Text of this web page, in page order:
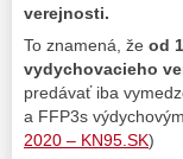
verejnosti.
To znamená, že od
vydychovacieho
predávať iba
a FFP3s
2020 – KN95.SK)